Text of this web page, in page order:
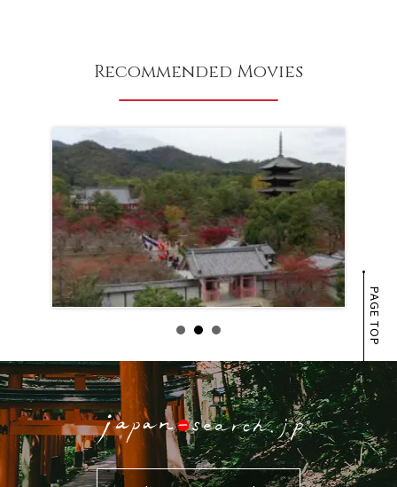
Recommended Movies
PAGE TOP